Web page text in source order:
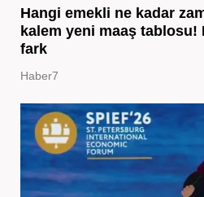
Hangi emekli ne kadar
kalem yeni maaş tablosu!
fark
Haber7